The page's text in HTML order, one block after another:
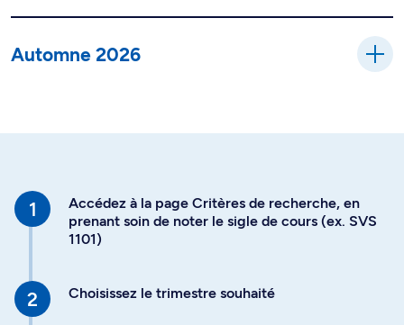
Automne 2026
Accédez à la page Critères de recherche, en
prenant soin de noter le sigle de cours (ex. SVS
1101)
Choisissez le trimestre souhaité